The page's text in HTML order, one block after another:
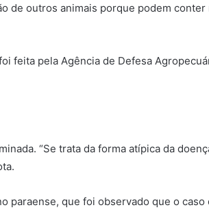
de outros animais porque podem conter
feita pela Agência de Defesa
“Se trata da forma atípica da
paraense, que foi observado que o caso